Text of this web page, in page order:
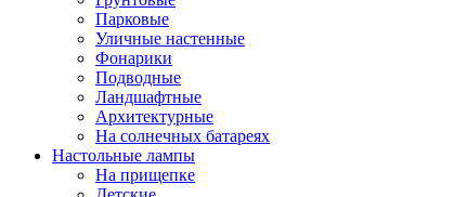
Парковые
Уличные настенные
Фонарики
Подводные
Ландшафтные
Архитектурные
На солнечных батареях
Настольные лампы
На прищепке